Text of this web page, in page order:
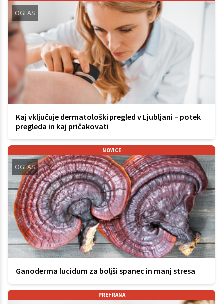
OGLAS
Kaj vključuje dermatološki pregled v Ljubljani – potek
pregleda in kaj pričakovati
NOVICE
OGLAS
Ganoderma lucidum za boljši spanec in manj stresa
PREHRANA